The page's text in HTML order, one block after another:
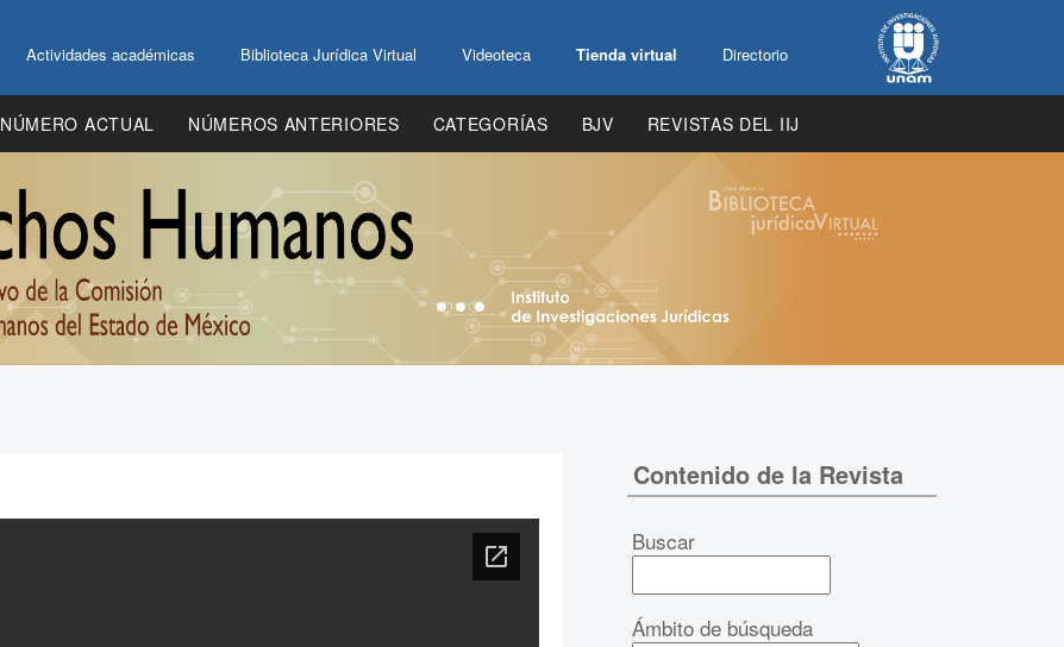
Actividades académicas Biblioteca Jurídica Virtual Videoteca Tienda virtual Directorio
NÚMERO ACTUAL NÚMEROS ANTERIORES CATEGORÍAS BJV REVISTAS DEL IIJ
Contenido de la Revista
Buscar
Ámbito de búsqueda